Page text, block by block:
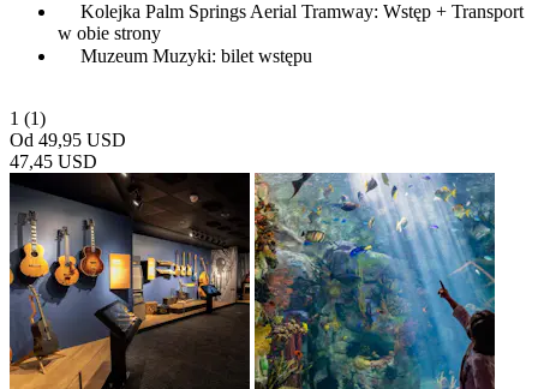
Kolejka Palm Springs Aerial Tramway: Wstęp + Transport
w obie strony
Muzeum Muzyki: bilet wstępu
1 (1)
Od 49,95 USD
47,45 USD